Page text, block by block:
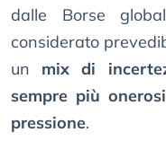
dalle Borse
considerato
un mix di
sempre più onerosi
pressione.